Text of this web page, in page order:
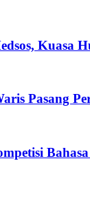
Kuasa
Pasang